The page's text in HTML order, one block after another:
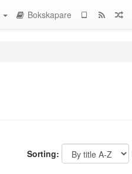
Bokskapare
Sorting: